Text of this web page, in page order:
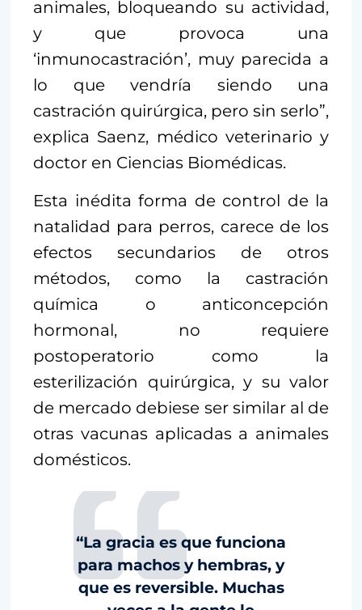
animales, bloqueando su actividad,
y que provoca una
‘inmunocastración’, muy parecida a
lo que vendría siendo una
castración quirúrgica, pero sin serlo”,
explica Saenz, médico veterinario y
doctor en Ciencias Biomédicas.
Esta inédita forma de control de la
natalidad para perros, carece de los
efectos secundarios de otros
métodos, como la castración
química o anticoncepción
hormonal, no requiere
postoperatorio como la
esterilización quirúrgica, y su valor
de mercado debiese ser similar al de
otras vacunas aplicadas a animales
domésticos.
“La gracia es que funciona
para machos y hembras, y
que es reversible. Muchas